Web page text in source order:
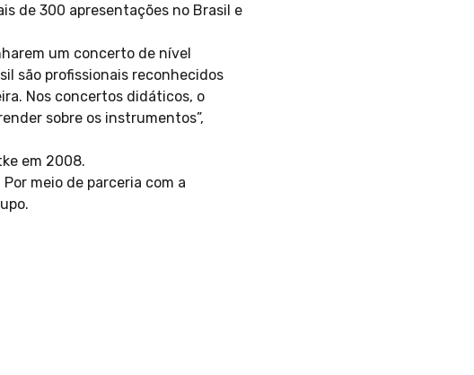
de 300 apresentações no Brasil e
um concerto de nível
são profissionais reconhecidos
Nos concertos didáticos, o
sobre os instrumentos”,
em 2008.
meio de parceria com a